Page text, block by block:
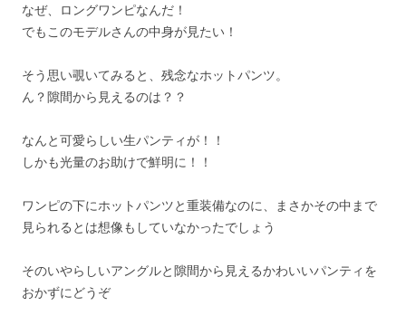
なぜ、ロングワンピなんだ！
でもこのモデルさんの中身が見たい！
そう思い覗いてみると、残念なホットパンツ。
ん？隙間から見えるのは？？
なんと可愛らしい生パンティが！！
しかも光量のお助けで鮮明に！！
ワンピの下にホットパンツと重装備なのに、まさかその中まで
見られるとは想像もしていなかったでしょう
そのいやらしいアングルと隙間から見えるかわいいパンティを
おかずにどうぞ